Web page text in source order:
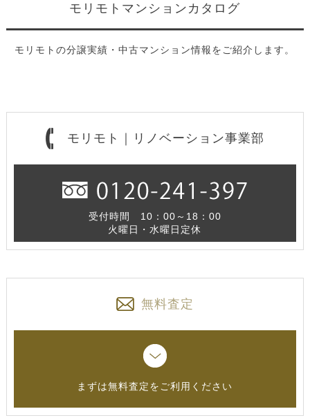
モリモトマンションカタログ
モリモトの分譲実績・中古マンション情報をご紹介します。
モリモト｜リノベーション事業部
受付時間 10：00～18：00
火曜日・水曜日定休
無料査定
まずは無料査定をご利用ください